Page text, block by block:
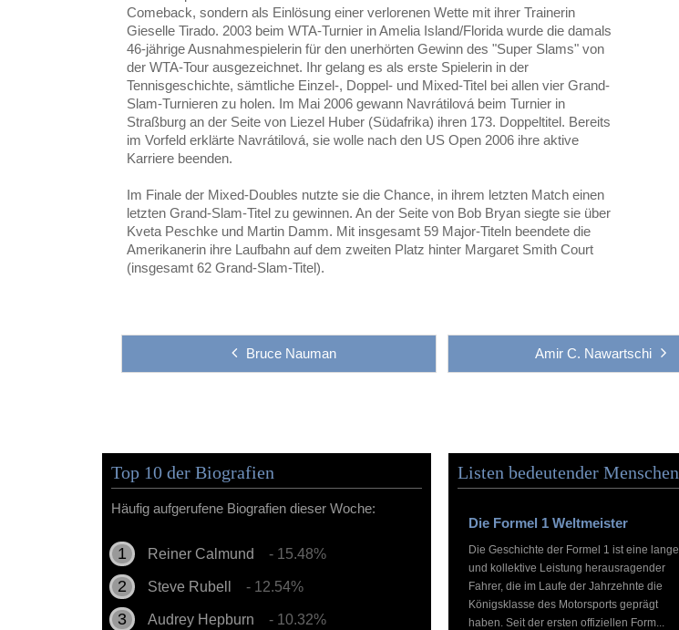
Comeback, sondern als Einlösung einer verlorenen Wette mit ihrer Trainerin
Gieselle Tirado. 2003 beim WTA-Turnier in Amelia Island/Florida wurde die damals
46-jährige Ausnahmespielerin für den unerhörten Gewinn des "Super Slams" von
der WTA-Tour ausgezeichnet. Ihr gelang es als erste Spielerin in der
Tennisgeschichte, sämtliche Einzel-, Doppel- und Mixed-Titel bei allen vier Grand-
Slam-Turnieren zu holen. Im Mai 2006 gewann Navrátilová beim Turnier in
Straßburg an der Seite von Liezel Huber (Südafrika) ihren 173. Doppeltitel. Bereits
im Vorfeld erklärte Navrátilová, sie wolle nach den US Open 2006 ihre aktive
Karriere beenden.
Im Finale der Mixed-Doubles nutzte sie die Chance, in ihrem letzten Match einen
letzten Grand-Slam-Titel zu gewinnen. An der Seite von Bob Bryan siegte sie über
Kveta Peschke und Martin Damm. Mit insgesamt 59 Major-Titeln beendete die
Amerikanerin ihre Laufbahn auf dem zweiten Platz hinter Margaret Smith Court
(insgesamt 62 Grand-Slam-Titel).
Bruce Nauman Amir C. Nawartschi
Top 10 der Biografien
Häufig aufgerufene Biografien dieser Woche:
Reiner Calmund - 15.48%
Steve Rubell - 12.54%
Audrey Hepburn - 10.32%
Listen bedeutender Menschen
Die Formel 1 Weltmeister
Die Geschichte der Formel 1 ist eine lange
und kollektive Leistung herausragender
Fahrer, die im Laufe der Jahrzehnte die
Königsklasse des Motorsports geprägt
haben. Seit der ersten offiziellen Form...